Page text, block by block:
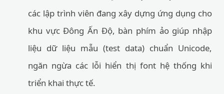
các lập trình viên đang xây dựng ứng dụng cho
khu vực Đông Ấn Độ, bàn phím ảo giúp nhập
liệu dữ liệu mẫu (test data) chuẩn Unicode,
ngăn ngừa các lỗi hiển thị font hệ thống khi
triển khai thực tế.